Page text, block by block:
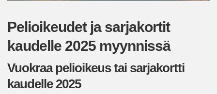
Pelioikeudet ja sarjakortit
kaudelle 2025 myynnissä
Vuokraa pelioikeus tai sarjakortti
kaudelle 2025